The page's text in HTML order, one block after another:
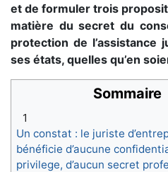
et de formuler trois
matière du secret du
protection de l’assistance
ses états, quelles qu’en
Sommaire
1
Un constat : le juriste
bénéficie d’aucune
privilege, d’aucun secret